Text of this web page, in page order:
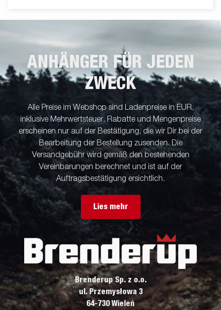
ANHÄNGER FÜR JEDEN
ZWECK
Alle Preise im Webshop sind Ladenpreise in EUR,
inklusive Mehrwertsteuer. Rabatte und Mengenpreise
erscheinen nur auf der Bestätigung, die wir Dir bei der
Bearbeitung der Bestellung zusenden. Die
Versandgebühr wird gemäß den bestehenden
Vereinbarungen berechnet und ist auf der
Auftragsbestätigung ersichtlich.
Lies mehr
Brenderup Sp. z o.o.
ul. Przemysłowa 3
64-730 Wieleń